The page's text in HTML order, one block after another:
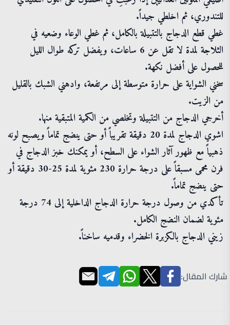
للتندوري، ثم اخلطي جيداً.
غطي قطع الدجاج بالتتبيلة بالكامل، ثم غطي الوعاء وضعيه في
الثلاجة لمدة لا تقل عن 6 ساعات، ويفضل تركه طوال الليل
للحصول على أفضل نكهة.
سخني الشواية على حرارة متوسطة إلى مرتفعة، وادهني الشبك بالقليل
من الزيت.
أخرجي الدجاج من التتبيلة وتخلصي من الكمية المتبقية منها.
اشوي الدجاج لمدة 20 دقيقة تقريباً أو حتى ينضج تماماً ويصبح لونه
ذهبياً مع ظهور آثار الشواء على السطح، أو يمكنك خبز الدجاج في
فرن محمى مسبقاً على درجة حرارة 230 مئوية لمدة 25-30 دقيقة أو
حتى ينضج تماماً.
تأكدي من وصول درجة حرارة الدجاج الداخلية إلى 74 درجة
مئوية لضمان النضج الكامل.
زيني الدجاج بالكزبرة الخضراء وقدميه ساخناً.
شارك المقال: